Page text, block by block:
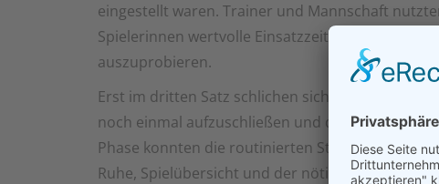
eingestellt waren. Trainer und Mannschaft
Spielerinnen wertvolle Einsatzzeiten zu
auszuprobieren.
Erst im dritten Satz schlichen sich kleinere
noch einmal aufzuschließen und die Partie
Phase konnten die routinierten
Ruhe, Spielübersicht und der nötigen